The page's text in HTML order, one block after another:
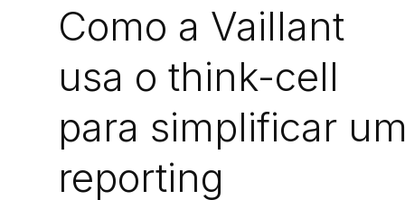
Como a Vaillant
usa o think-cell
para simplificar um
reporting